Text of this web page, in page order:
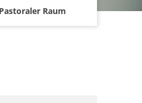
Pastoraler Raum